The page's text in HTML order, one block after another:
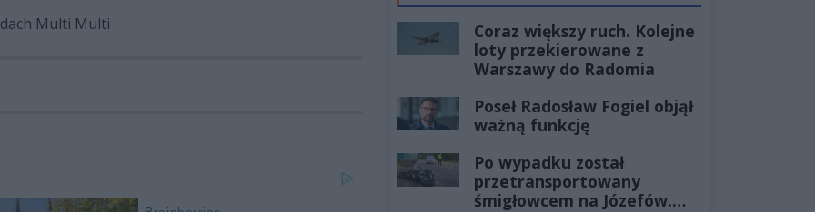
Multi Multi
Coraz większy ruch. Kolejne
loty przekierowane z
Warszawy do Radomia
Poseł Radosław Fogiel objął
ważną funkcję
Po wypadku został
przetransportowany
śmigłowcem na Józefów.